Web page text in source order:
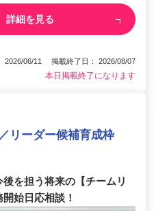
詳細を見る
2026/06/11 掲載終了日： 2026/08/07
本日掲載終了になります
リーダー候補育成枠
を担う将来の【チームリ
始日応相談！